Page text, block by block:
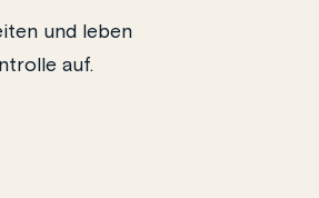
und leben
auf.